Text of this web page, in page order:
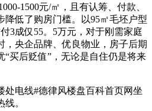
1500元/㎡，且有认筹、付款、
降低了购房门槛。以95㎡毛坯户型
3成仅55。5万元，对于刚需家庭
，央企品牌、优良物业，房子后期
“买后贬值”，无论是自住仍是将来
电线#德律风楼盘百科首页网坐
。